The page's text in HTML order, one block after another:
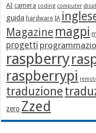
AI camera coding computer
guida hardware IA
Magazine magpi
progetti
raspberry
raspberrypi
traduzione
zero Zzed